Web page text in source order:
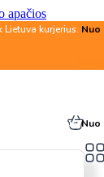
apačios
kurjerius. Nuo
Lietuva kurjerius.Nuo